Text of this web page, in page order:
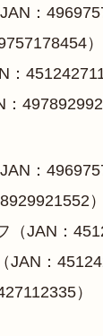
：
）
：
）
JAN：
：
）